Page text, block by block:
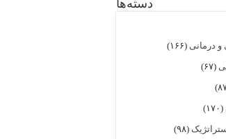
سلامت
دسته‌ها
و درمانی (۱۶۶)
(۶۷)
(۱۷۰)
(۹۸)